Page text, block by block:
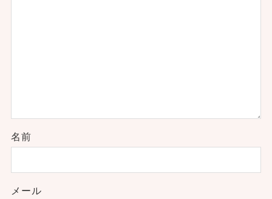
名前
メール